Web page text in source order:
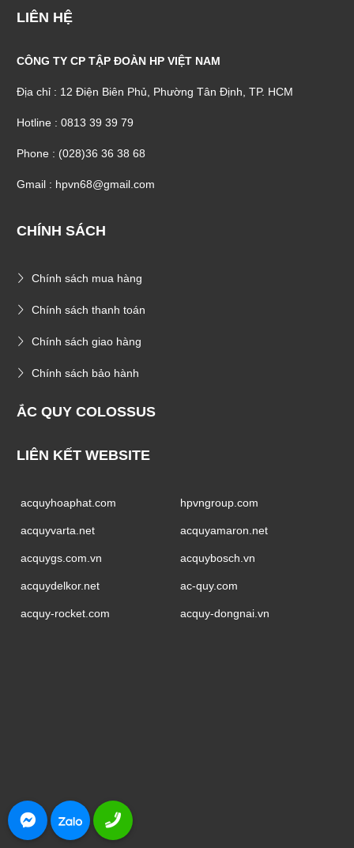
LIÊN HỆ
CÔNG TY CP TẬP ĐOÀN HP VIỆT NAM
Địa chỉ : 12 Điện Biên Phủ, Phường Tân Định, TP. HCM
Hotline : 0813 39 39 79
Phone : (028)36 36 38 68
Gmail : hpvn68@gmail.com
CHÍNH SÁCH
Chính sách mua hàng
Chính sách thanh toán
Chính sách giao hàng
Chính sách bảo hành
ẮC QUY COLOSSUS
LIÊN KẾT WEBSITE
acquyhoaphat.com hpvngroup.com
acquyvarta.net acquyamaron.net
acquygs.com.vn acquybosch.vn
acquydelkor.net ac-quy.com
acquy-rocket.com acquy-dongnai.vn